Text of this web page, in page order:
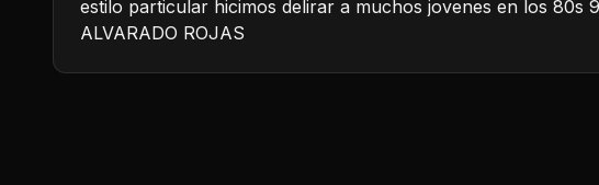
estilo particular hicimos delirar a muchos jovenes en los 80s
ALVARADO ROJAS